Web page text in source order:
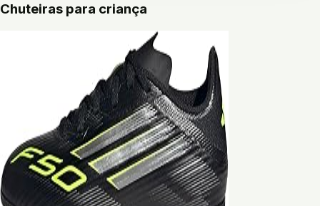
Chuteiras para criança